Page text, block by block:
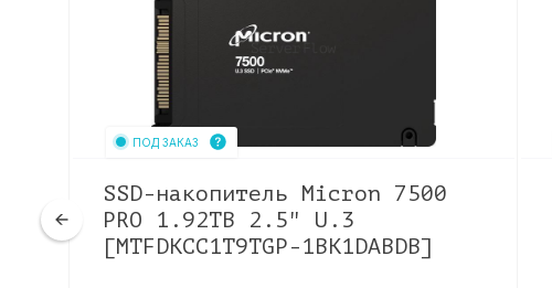
ПОД ЗАКАЗ
SSD-накопитель Micron 7500
PRO 1.92TB 2.5" U.3
[MTFDKCC1T9TGP-1BK1DABDB]